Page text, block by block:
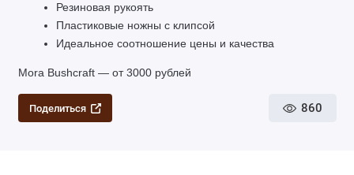
Резиновая рукоять
Пластиковые ножны с клипсой
Идеальное соотношение цены и качества
Mora Bushcraft — от 3000 рублей
Поделиться 860